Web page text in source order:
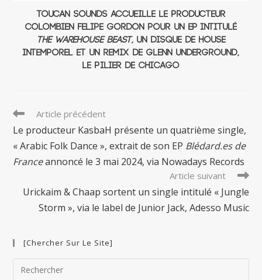
toucan sounds accueille le producteur
colombien Felipe Gordon pour un EP intitulé
The Warehouse Beast, un disque de house
intemporel et un remix de Glenn Underground,
le pilier de Chicago
Read
more
articles
Article précédent
Le producteur KasbaH présente un quatrième single,
« Arabic Folk Dance », extrait de son EP Blédard.es de
Franceannoncé le 3 mai 2024, via Nowadays Records
Article suivant
Urickaim & Chaap sortent un single intitulé « Jungle
Storm », via le label de Junior Jack, Adesso Music
[Chercher Sur Le Site]